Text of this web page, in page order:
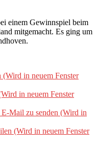
einem Gewinnspiel beim
mitgemacht. Es ging um
in neuem Fenster
in neuem Fenster
Mail zu senden (Wird in
(Wird in neuem Fenster